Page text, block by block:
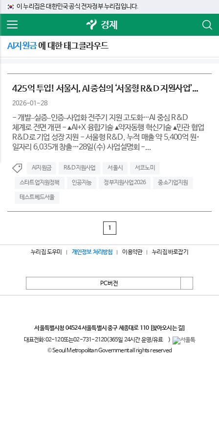
이 누리집은 대한민국 공식 전자정부 누리집입니다.
경제
AI지원금에 대한 태그클라우드
425억 투입! 서울시, AI 중심의 ‘서울형 R&D 지원사업’...
2026-01-28
- 개발–실증–인증–사업화 전주기 지원 고도화…AI 중심 R&D
체계로 전면 개편 - ▴AI+X 융합기술 ▴약자동행 혁신기술 ▴민관 협업
R&D로 기업 성장 지원 - 서울형 R&D, 누적 매출 약 5,400억 원･
일자리 6,035개 창출…28일(수) 사업설명회 -...
AI지원금 R&D지원사업 서울시 서코노미
스타트업지원정책 인공지능 정부지원사업2026 중소기업지원
테스트베드서울
1
누리집 도우미 개인정보 처리방침 이용약관 누리집 바로잡기
PC버전
서울특별시청 04524 서울특별시 중구 세종대로 110 [찾아오시는 길]
대표전화:02-120또는02-731-2120(365일 24시간 운영/유료
)
© Seoul Metropolitan Government all rights reserved